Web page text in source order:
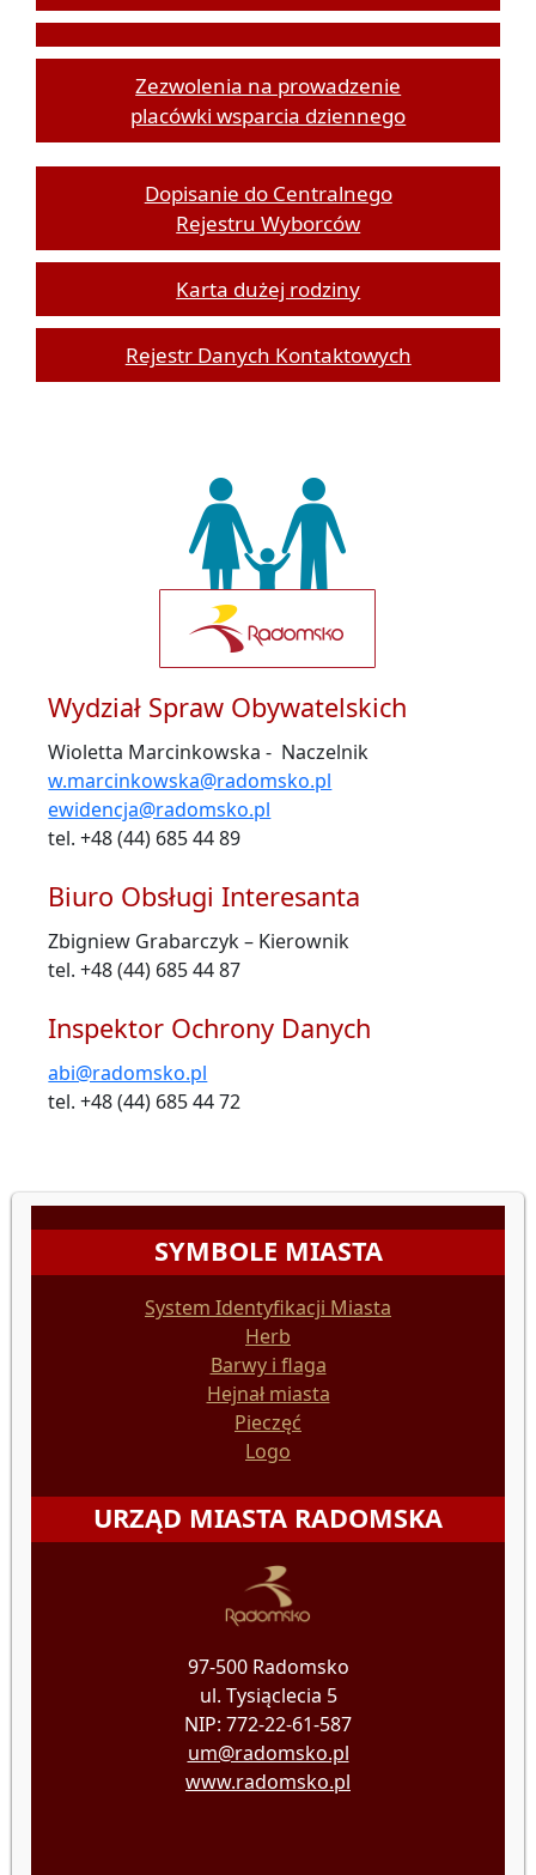
Zezwolenia na prowadzenie
placówki wsparcia dziennego
Dopisanie do Centralnego
Rejestru Wyborców
Karta dużej rodziny
Rejestr Danych Kontaktowych
Wydział Spraw Obywatelskich
Wioletta Marcinkowska - Naczelnik
w.marcinkowska@radomsko.pl
ewidencja@radomsko.pl
tel. +48 (44) 685 44 89
Biuro Obsługi Interesanta
Zbigniew Grabarczyk – Kierownik
tel. +48 (44) 685 44 87
Inspektor Ochrony Danych
abi@radomsko.pl
tel. +48 (44) 685 44 72
SYMBOLE MIASTA
System Identyfikacji Miasta
Herb
Barwy i flaga
Hejnał miasta
Pieczęć
Logo
URZĄD MIASTA RADOMSKA
97-500 Radomsko
ul. Tysiąclecia 5
NIP: 772-22-61-587
um@radomsko.pl
www.radomsko.pl